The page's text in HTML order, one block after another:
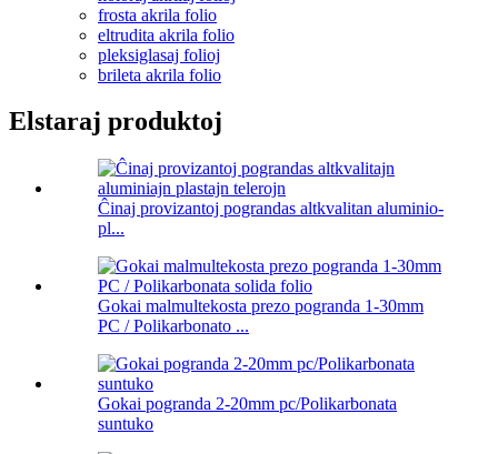
frosta akrila folio
eltrudita akrila folio
pleksiglasaj folioj
brileta akrila folio
Elstaraj produktoj
Ĉinaj provizantoj pograndas altkvalitan aluminio-
pl...
Gokai malmultekosta prezo pogranda 1-30mm
PC / Polikarbonato ...
Gokai pogranda 2-20mm pc/Polikarbonata
suntuko